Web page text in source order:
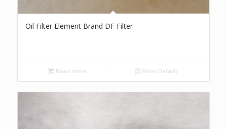
Oil Filter Element Brand DF Filter
Read more Show Details